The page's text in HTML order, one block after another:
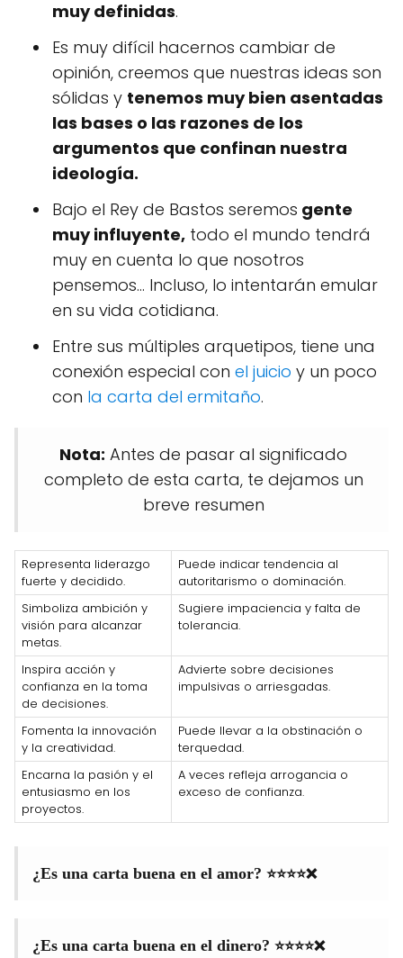
muy definidas.
Es muy difícil hacernos cambiar de
opinión, creemos que nuestras ideas son
sólidas y tenemos muy bien asentadas
las bases o las razones de los
argumentos que confinan nuestra
ideología.
Bajo el Rey de Bastos seremos gente
muy influyente, todo el mundo tendrá
muy en cuenta lo que nosotros
pensemos... Incluso, lo intentarán emular
en su vida cotidiana.
Entre sus múltiples arquetipos, tiene una
conexión especial con el juicio y un poco
con la carta del ermitaño.
Nota: Antes de pasar al significado
completo de esta carta, te dejamos un
breve resumen
Representa liderazgo
fuerte y decidido.
Puede indicar tendencia al
autoritarismo o dominación.
Simboliza ambición y
visión para alcanzar
metas.
Sugiere impaciencia y falta de
tolerancia.
Inspira acción y
confianza en la toma
de decisiones.
Advierte sobre decisiones
impulsivas o arriesgadas.
Fomenta la innovación
y la creatividad.
Puede llevar a la obstinación o
terquedad.
Encarna la pasión y el
entusiasmo en los
proyectos.
A veces refleja arrogancia o
exceso de confianza.
¿Es una carta buena en el amor? ⭐⭐⭐⭐❌
¿Es una carta buena en el dinero? ⭐⭐⭐⭐❌